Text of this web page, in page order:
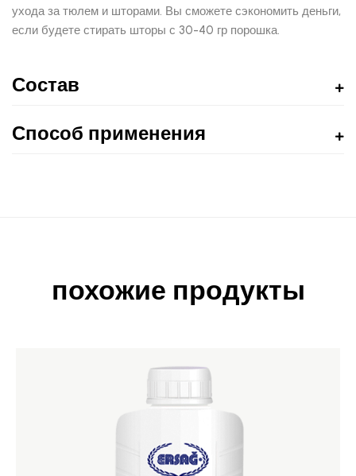
ухода за тюлем и шторами. Вы сможете сэкономить деньги,
если будете стирать шторы с 30-40 гр порошка.
Состав
Способ применения
похожие продукты